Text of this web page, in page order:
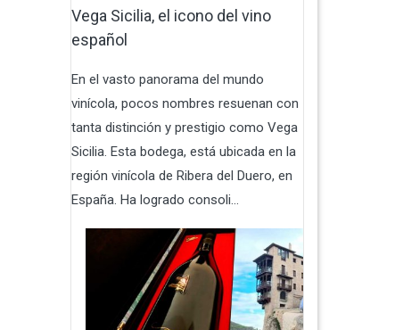
Vega Sicilia, el icono del vino
español
En el vasto panorama del mundo
vinícola, pocos nombres resuenan con
tanta distinción y prestigio como Vega
Sicilia. Esta bodega, está ubicada en la
región vinícola de Ribera del Duero, en
España. Ha logrado consoli...